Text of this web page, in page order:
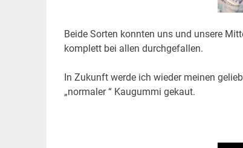
Beide Sorten konnten uns und unsere
komplett bei allen durchgefallen.
In Zukunft werde ich wieder meinen
„normaler “ Kaugummi gekaut.